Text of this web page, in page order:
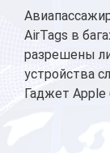
AirTags в
разрешены
устройства
Гаджет